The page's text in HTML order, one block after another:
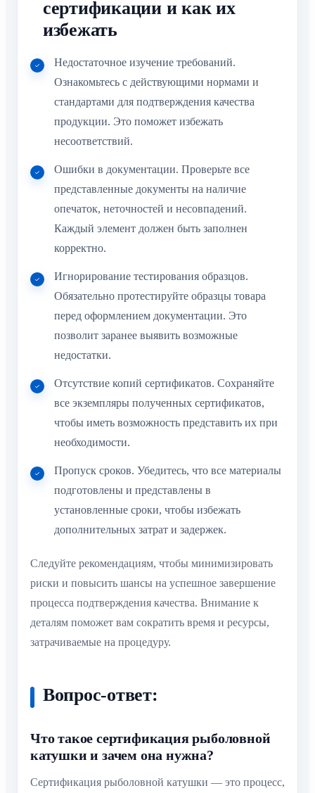
сертификации и как их
избежать
Недостаточное изучение требований.
Ознакомьтесь с действующими нормами и
стандартами для подтверждения качества
продукции. Это поможет избежать
несоответствий.
Ошибки в документации. Проверьте все
представленные документы на наличие
опечаток, неточностей и несовпадений.
Каждый элемент должен быть заполнен
корректно.
Игнорирование тестирования образцов.
Обязательно протестируйте образцы товара
перед оформлением документации. Это
позволит заранее выявить возможные
недостатки.
Отсутствие копий сертификатов. Сохраняйте
все экземпляры полученных сертификатов,
чтобы иметь возможность представить их при
необходимости.
Пропуск сроков. Убедитесь, что все материалы
подготовлены и представлены в
установленные сроки, чтобы избежать
дополнительных затрат и задержек.
Следуйте рекомендациям, чтобы минимизировать
риски и повысить шансы на успешное завершение
процесса подтверждения качества. Внимание к
деталям поможет вам сократить время и ресурсы,
затрачиваемые на процедуру.
Вопрос-ответ:
Что такое сертификация рыболовной
катушки и зачем она нужна?
Сертификация рыболовной катушки — это процесс,